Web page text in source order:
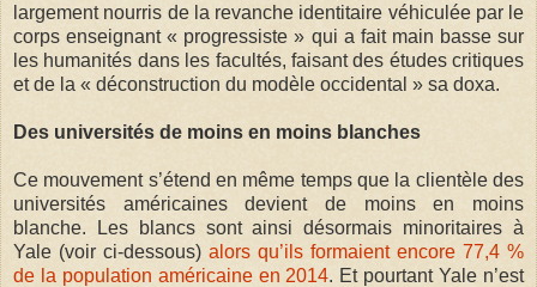
largement nourris de la revanche identitaire véhiculée par le
corps enseignant « progressiste » qui a fait main basse sur
les humanités dans les facultés, faisant des études critiques
et de la « déconstruction du modèle occidental » sa doxa.
Des universités de moins en moins blanches
Ce mouvement s’étend en même temps que la clientèle des
universités américaines devient de moins en moins
blanche. Les blancs sont ainsi désormais minoritaires à
Yale (voir ci-dessous) alors qu’ils formaient encore 77,4 %
de la population américaine en 2014. Et pourtant Yale n’est